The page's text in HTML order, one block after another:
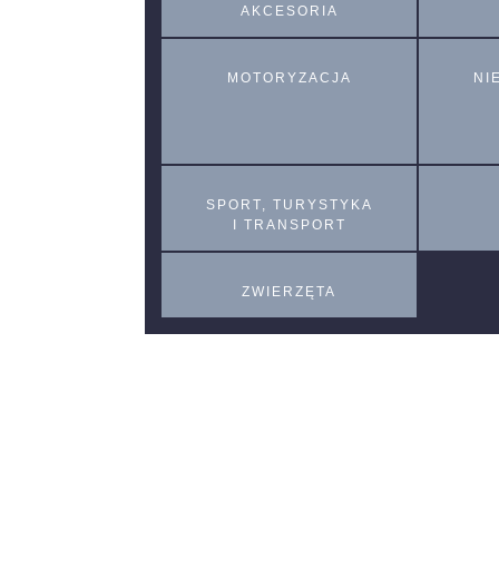
AKCESORIA
MOTORYZACJA
SPORT, TURYSTYKA
I TRANSPORT
ZWIERZĘTA